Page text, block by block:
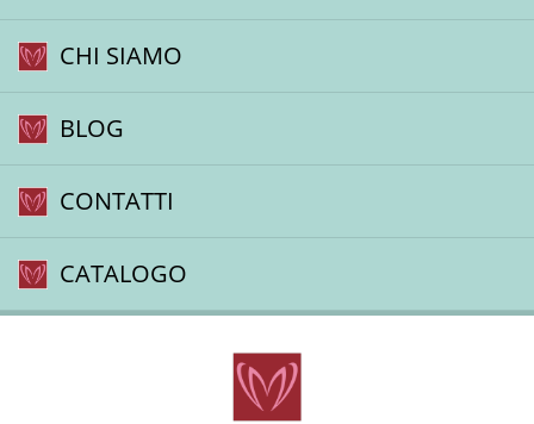
CHI SIAMO
BLOG
CONTATTI
CATALOGO